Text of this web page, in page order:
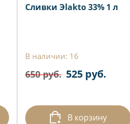
Сливки Эlakto 33% 1 л
В наличии: 16
650 руб. 525 руб.
В корзину